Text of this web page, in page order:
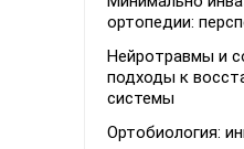
ортопедии:
Нейротравмы и
подходы к
системы
Ортобиология: